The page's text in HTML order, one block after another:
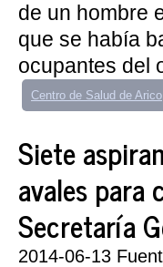
de un hombre
que se había
ocupantes del
Centro de Salud de Arico
Siete
avales para
Secretaría
2014-06-13